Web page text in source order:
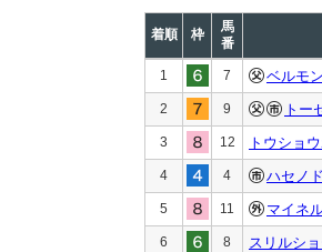
着順 枠
馬
番
1 7 ベルモ
2 9 トー
3 12 トウショ
4 4 ハセノ
5 11 マイネ
6 8 スリルシ